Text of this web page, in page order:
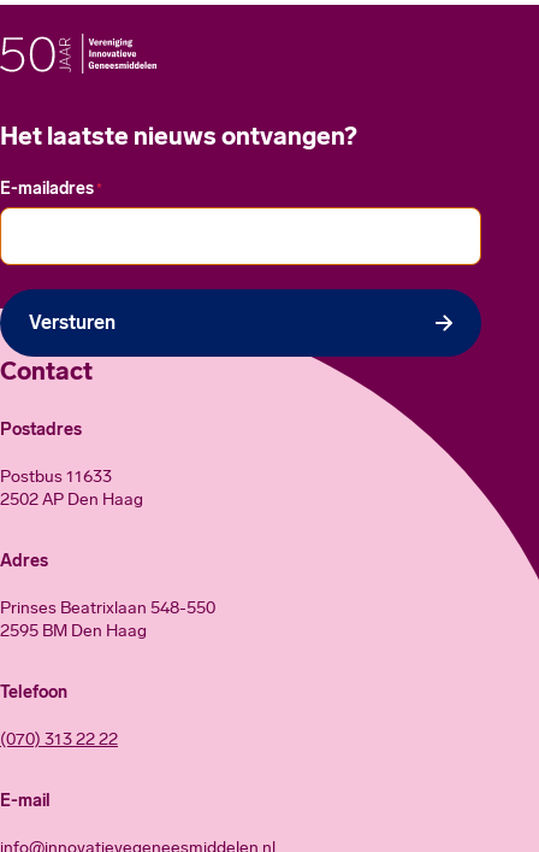
Contact
Postadres
Postbus 11633
2502 AP Den Haag
Adres
Prinses Beatrixlaan 548-550
2595 BM Den Haag
Telefoon
(070) 313 22 22
E-mail
Het laatste nieuws ontvangen?
E-mailadres*
Versturen